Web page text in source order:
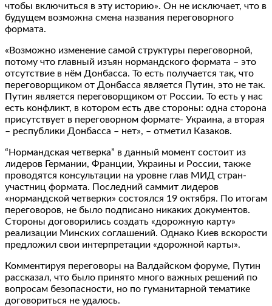
чтобы включиться в эту историю». Он не исключает, что в
будущем возможна смена названия переговорного
формата.
«Возможно изменение самой структуры переговорной,
потому что главный изъян нормандского формата – это
отсутствие в нём Донбасса. То есть получается так, что
переговорщиком от Донбасса является Путин, это не так.
Путин является переговорщиком от России. То есть у нас
есть конфликт, в котором есть две стороны: одна сторона
присутствует в переговорном формате- Украина, а вторая
– республики Донбасса – нет», – отметил Казаков.
“Нормандская четверка” в данный момент состоит из
лидеров Германии, Франции, Украины и России, также
проводятся консультации на уровне глав МИД стран-
участниц формата. Последний саммит лидеров
«нормандской четверки» состоялся 19 октября. По итогам
переговоров, не было подписано никаких документов.
Стороны договорились создать «дорожную карту»
реализации Минских соглашений. Однако Киев вскорости
предложил свои интерпретации «дорожной карты».
Комментируя переговоры на Валдайском форуме, Путин
рассказал, что было принято много важных решений по
вопросам безопасности, но по гуманитарной тематике
договориться не удалось.